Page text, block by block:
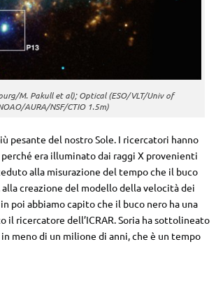
M. Pakull et al); Optical (ESO/VLT/Univ of
AURA/NSF/CTIO 1.5m)
pesante del nostro Sole. I ricercatori hanno
era illuminato dai raggi X provenienti
alla misurazione del tempo che il buco
creazione del modello della velocità dei
poi abbiamo capito che il buco nero ha una
il ricercatore dell’ICRAR. Soria ha sottolineato
meno di un milione di anni, che è un tempo